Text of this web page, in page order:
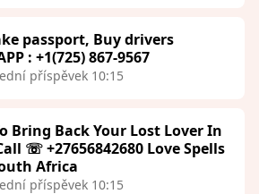
passport, Buy drivers
: +1(725) 867-9567
příspěvek 10:15
Bring Back Your Lost Lover In
☏ +27656842680 Love Spells
Africa
příspěvek 10:15